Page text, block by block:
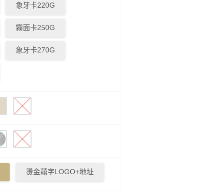
象牙卡220G
霧面卡250G
象牙卡270G
燙金囍字LOGO+地址